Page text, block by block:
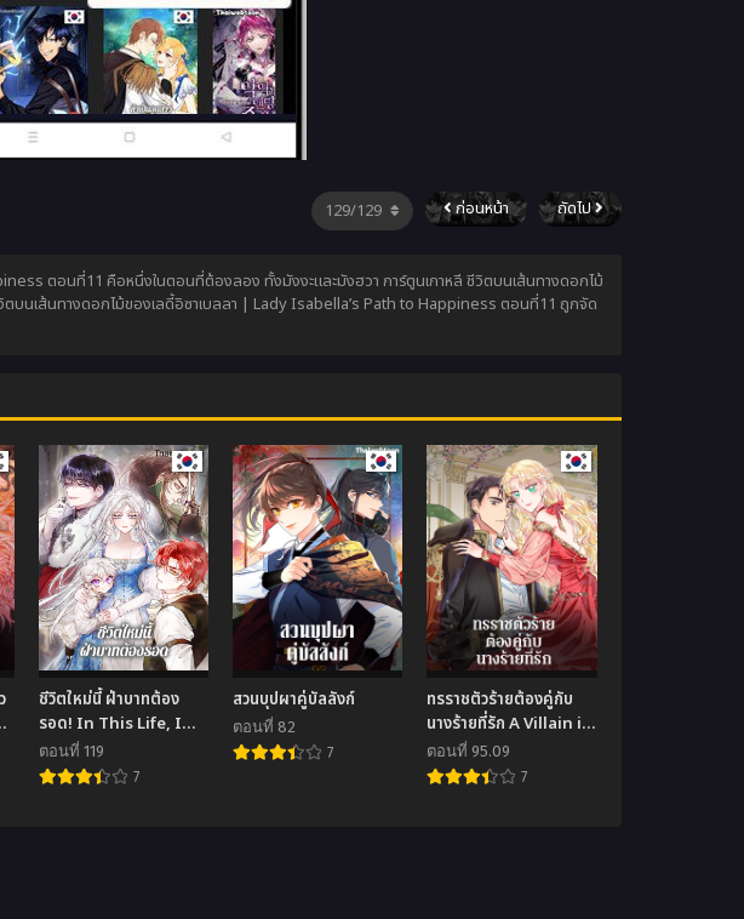
ก่อนหน้า ถัดไป
ตอนที่11 คือหนึ่งในตอนที่ต้องลอง ทั้งมังงะและมังฮวา การ์ตูนเกาหลี ชีวิตบนเส้นทางดอกไม้
เส้นทางดอกไม้ของเลดี้อิซาเบลลา | Lady Isabella’s Path to Happiness ตอนที่11 ถูกจัด
ชีวิตใหม่นี้ ฝ่าบาทต้อง
รอด! In This Life, I
Will Raise You Well
ตอนที่ 119
7
สวนบุปผาคู่บัลลังก์
ตอนที่ 82
7
ทรราชตัวร้ายต้องคู่กับ
นางร้ายที่รัก A Villain is
a Good Match for a
Tyrant
ตอนที่ 95.09
7